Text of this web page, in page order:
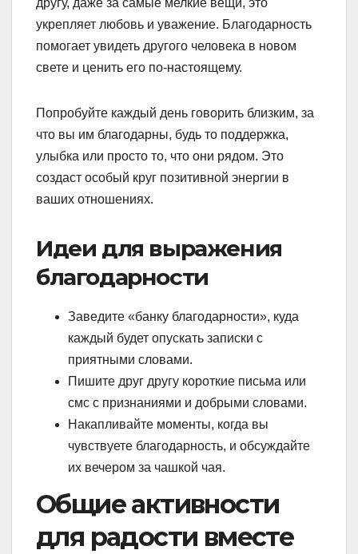
укрепляет любовь и уважение. Благодарность
помогает увидеть другого человека в новом
свете и ценить его по-настоящему.
Попробуйте каждый день говорить близким, за
что вы им благодарны, будь то поддержка,
улыбка или просто то, что они рядом. Это
создаст особый круг позитивной энергии в
ваших отношениях.
Идеи для выражения
благодарности
Заведите «банку благодарности», куда
каждый будет опускать записки с
приятными словами.
Пишите друг другу короткие письма или
смс с признаниями и добрыми словами.
Накапливайте моменты, когда вы
чувствуете благодарность, и обсуждайте
их вечером за чашкой чая.
Общие активности
для радости вместе